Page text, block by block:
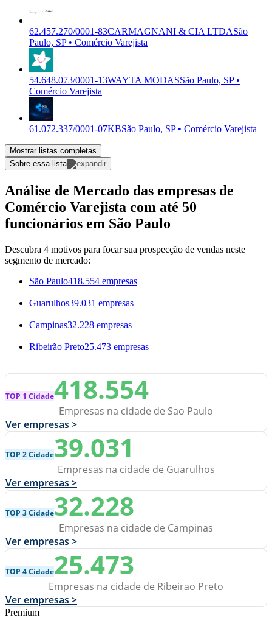
62.457.270/0001-83CARMAGNANI & CIA LTDASão
Paulo, SP • Comércio Varejista
54.648.073/0001-13WAYTA MODASSão Paulo, SP •
Comércio Varejista
61.072.337/0001-07KBSão Paulo, SP • Comércio Varejista
Mostrar listas completas
Sobre essa lista
Análise de Mercado das empresas de
Comércio Varejista com até 50
funcionários em São Paulo
Descubra 4 motivos para focar sua prospecção de vendas neste
segmento de mercado:
São Paulo418.554 empresas
Guarulhos39.031 empresas
Campinas32.228 empresas
Ribeirão Preto25.473 empresas
TOP 1 Cidade418.554
Empresas na cidade de Sao Paulo
Ver empresas >
TOP 2 Cidade39.031
Empresas na cidade de Guarulhos
Ver empresas >
TOP 3 Cidade32.228
Empresas na cidade de Campinas
Ver empresas >
TOP 4 Cidade25.473
Empresas na cidade de Ribeirao Preto
Ver empresas >
Premium